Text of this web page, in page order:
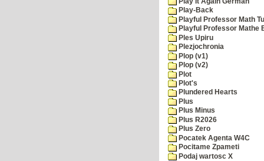
Play-Back
Playful Professor Math
Playful Professor Mathe
Ples Upiru
Plezjochronia
Plop (v1)
Plop (v2)
Plot
Plot's
Plundered Hearts
Plus
Plus Minus
Plus R2026
Plus Zero
Pocatek Agenta W4C
Pocitame Zpameti
Podaj wartosc X